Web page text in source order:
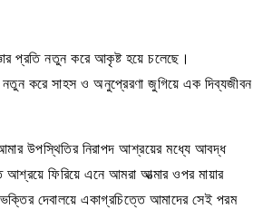
প্রতি নতুন করে আকৃষ্ট হয়ে চলেছে।
নতুন করে সাহস ও অনুপ্রেরণা জুগিয়ে এক দিব্যজীবন
উপস্থিতির নিরাপদ আশ্রয়ের মধ্যে আবদ্ধ
ফিরিয়ে এনে আমরা আত্মার ওপর মায়ার
ভক্তির দেবালয়ে একাগ্রচিত্তে আমাদের সেই পরম